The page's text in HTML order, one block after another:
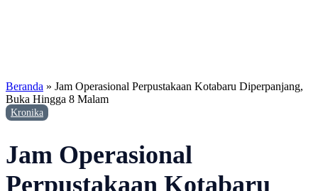
Beranda » Jam Operasional Perpustakaan Kotabaru Diperpanjang,
Buka Hingga 8 Malam
Kronika
Jam Operasional
Perpustakaan Kotabaru